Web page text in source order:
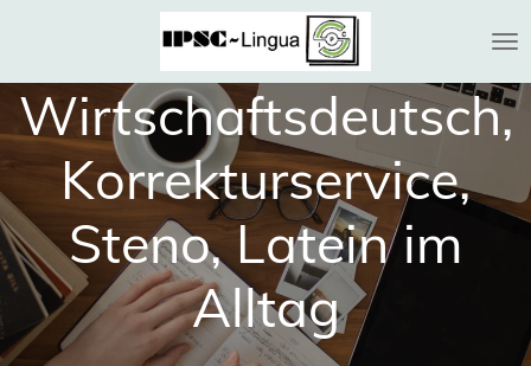
springen
Wirtschaftsdeutsch,
Korrekturservice,
Steno, Latein im
Alltag